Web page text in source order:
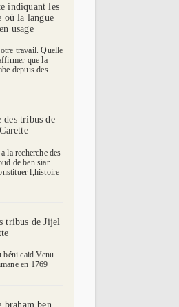
indiquant les
où la langue
usage
travail. Quelle
que la
depuis des
des tribus de
la recherche des
de ben siar
l,histoire
tribus de Jijel
béni caid Venu
en 1769
ben